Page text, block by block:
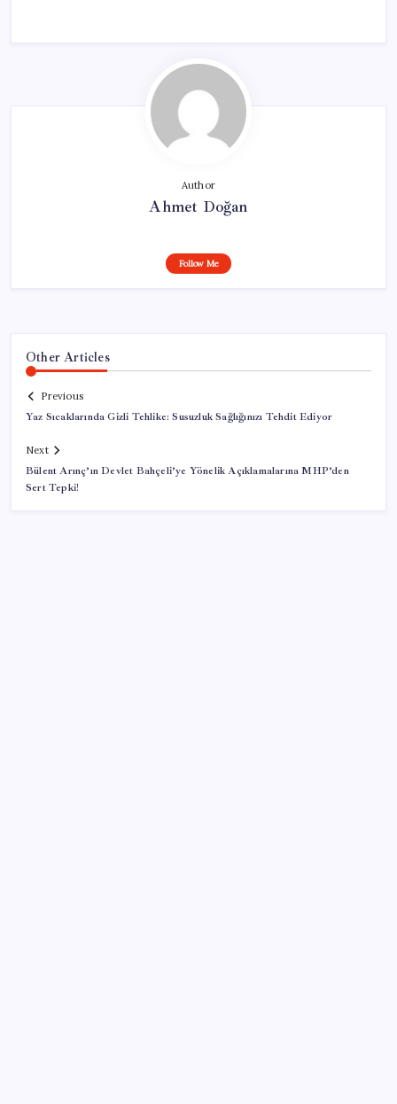
Author
Ahmet Doğan
Follow Me
Other Articles
Previous
Yaz Sıcaklarında Gizli Tehlike: Susuzluk Sağlığınızı Tehdit Ediyor
Next
Bülent Arınç’ın Devlet Bahçeli’ye Yönelik Açıklamalarına MHP’den
Sert Tepki!